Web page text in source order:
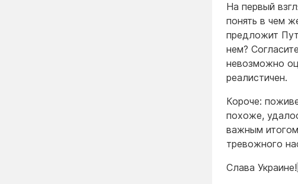
На первый
понять в чем
предложит
нем?
невозможно
реалистичен.
Короче:
похоже,
важным
тревожного
Слава